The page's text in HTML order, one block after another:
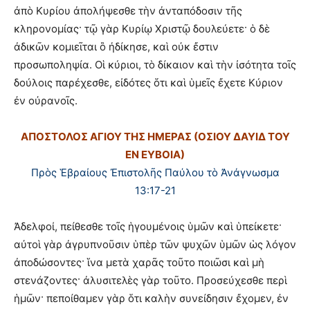
ἀπὸ Κυρίου ἀπολήψεσθε τὴν ἀνταπόδοσιν τῆς
κληρονομίας· τῷ γὰρ Κυρίῳ Χριστῷ δουλεύετε· ὁ δὲ
ἀδικῶν κομιεῖται ὃ ἠδίκησε, καὶ οὐκ ἔστιν
προσωποληψία. Οἱ κύριοι, τὸ δίκαιον καὶ τὴν ἰσότητα τοῖς
δούλοις παρέχεσθε, εἰδότες ὅτι καὶ ὑμεῖς ἔχετε Κύριον
ἐν οὐρανοῖς.
ΑΠΟΣΤΟΛΟΣ ΑΓΙΟΥ ΤΗΣ ΗΜΕΡΑΣ (ΟΣΙΟΥ ΔΑΥΙΔ ΤΟΥ
ΕΝ ΕΥΒΟΙΑ)
Πρὸς Ἑβραίους Ἐπιστολῆς Παύλου τὸ Ἀνάγνωσμα
13:17-21
Ἀδελφοί, πείθεσθε τοῖς ἡγουμένοις ὑμῶν καὶ ὑπείκετε·
αὐτοὶ γὰρ ἀγρυπνοῦσιν ὑπὲρ τῶν ψυχῶν ὑμῶν ὡς λόγον
ἀποδώσοντες· ἵνα μετὰ χαρᾶς τοῦτο ποιῶσι καὶ μὴ
στενάζοντες· ἀλυσιτελὲς γὰρ τοῦτο. Προσεύχεσθε περὶ
ἡμῶν· πεποίθαμεν γὰρ ὅτι καλὴν συνείδησιν ἔχομεν, ἐν